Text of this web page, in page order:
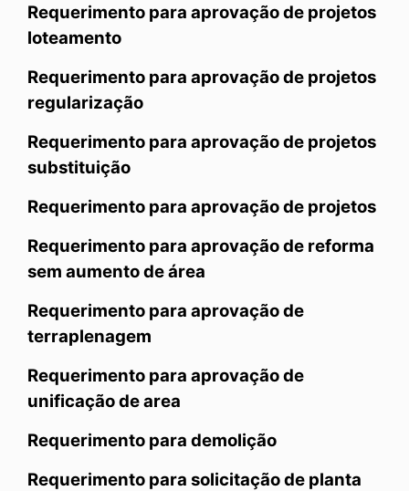
Requerimento para aprovação de projetos
loteamento
Requerimento para aprovação de projetos
regularização
Requerimento para aprovação de projetos
substituição
Requerimento para aprovação de projetos
Requerimento para aprovação de reforma
sem aumento de área
Requerimento para aprovação de
terraplenagem
Requerimento para aprovação de
unificação de area
Requerimento para demolição
Requerimento para solicitação de planta